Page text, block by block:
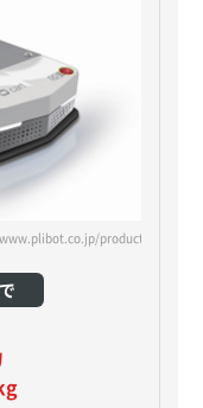
www.plibot.co.jp/products/